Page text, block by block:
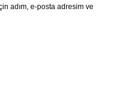
adım, e-posta adresim ve